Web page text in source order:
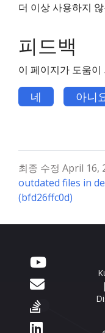
더 이상 사용하지
피드백
이 페이지가 도움이
네 아니
최종 수정 April 16,
outdated files in
(bfd26ffc0d)